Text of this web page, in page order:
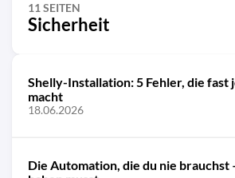
11 SEITEN
Sicherheit
Shelly-Installation: 5 Fehler, die fast
macht
18.06.2026
Die Automation, die du nie brauchst